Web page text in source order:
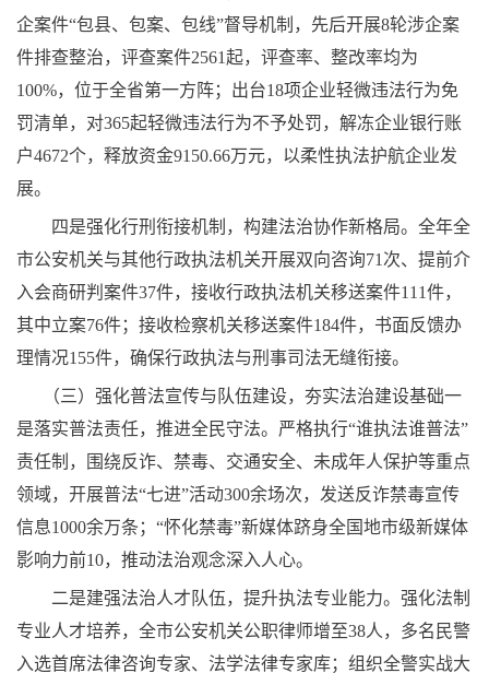
企案件“包县、包案、包线”督导机制，先后开展8轮涉企案
件排查整治，评查案件2561起，评查率、整改率均为
100%，位于全省第一方阵；出台18项企业轻微违法行为免
罚清单，对365起轻微违法行为不予处罚，解冻企业银行账
户4672个，释放资金9150.66万元，以柔性执法护航企业发
展。
四是强化行刑衔接机制，构建法治协作新格局。全年全
市公安机关与其他行政执法机关开展双向咨询71次、提前介
入会商研判案件37件，接收行政执法机关移送案件111件，
其中立案76件；接收检察机关移送案件184件，书面反馈办
理情况155件，确保行政执法与刑事司法无缝衔接。
（三）强化普法宣传与队伍建设，夯实法治建设基础一
是落实普法责任，推进全民守法。严格执行“谁执法谁普法”
责任制，围绕反诈、禁毒、交通安全、未成年人保护等重点
领域，开展普法“七进”活动300余场次，发送反诈禁毒宣传
信息1000余万条；“怀化禁毒”新媒体跻身全国地市级新媒体
影响力前10，推动法治观念深入人心。
二是建强法治人才队伍，提升执法专业能力。强化法制
专业人才培养，全市公安机关公职律师增至38人，多名民警
入选首席法律咨询专家、法学法律专家库；组织全警实战大